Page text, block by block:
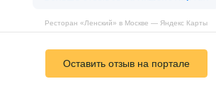
Ресторан «Ленский» в Москве — Яндекс Карты
Оставить отзыв на портале